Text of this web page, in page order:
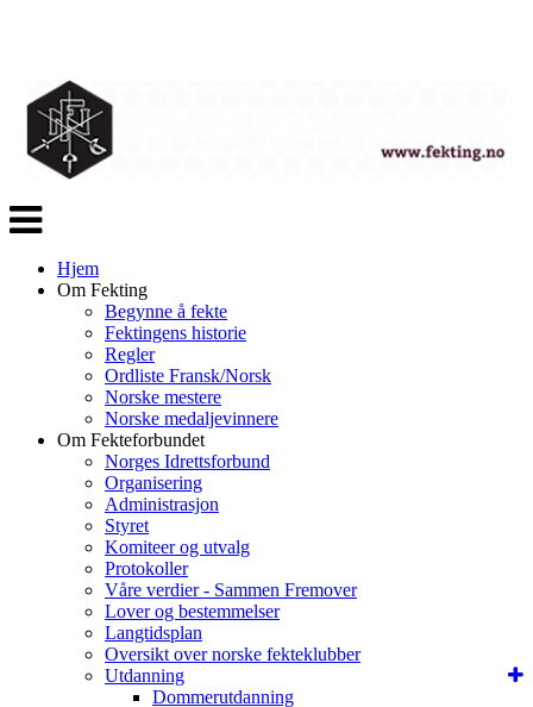
Veksle
navigasjon
Hjem
Om Fekting
Begynne å fekte
Fektingens historie
Regler
Ordliste Fransk/Norsk
Norske mestere
Norske medaljevinnere
Om Fekteforbundet
Norges Idrettsforbund
Organisering
Administrasjon
Styret
Komiteer og utvalg
Protokoller
Våre verdier - Sammen Fremover
Lover og bestemmelser
Langtidsplan
Oversikt over norske fekteklubber
Utdanning
Dommerutdanning